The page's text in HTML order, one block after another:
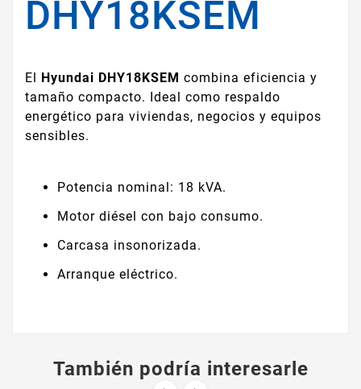
DHY18KSEM
El Hyundai DHY18KSEM combina eficiencia y
tamaño compacto. Ideal como respaldo
energético para viviendas, negocios y equipos
sensibles.
Potencia nominal: 18 kVA.
Motor diésel con bajo consumo.
Carcasa insonorizada.
Arranque eléctrico.
También podría interesarle